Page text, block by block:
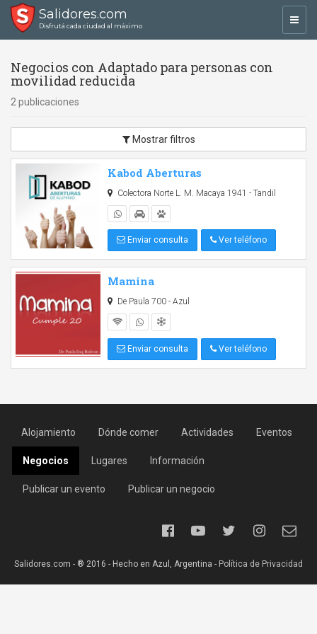
Salidores.com
Disfrutá cada ciudad al máximo
Negocios con Adaptado para personas con
movilidad reducida
2 publicaciones
Mostrar filtros
Kabod Aberturas
Colectora Norte L. M. Macaya 1941 - Tandil
Enviar consulta Ver teléfono
Mamina
De Paula 700 - Azul
Enviar consulta Ver teléfono
Alojamiento Dónde comer Actividades Eventos
Negocios Lugares Información
Publicar un evento Publicar un negocio
Salidores.com - ® 2016 - Hecho en Azul, Argentina - Política de Privacidad